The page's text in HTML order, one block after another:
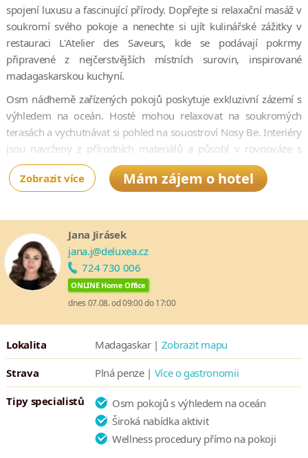
spojení luxusu a fascinující přírody. Dopřejte si relaxační masáž v
soukromí svého pokoje a nenechte si ujít kulinářské zážitky v
restauraci L'Atelier des Saveurs, kde se podávají pokrmy
připravené z nejčerstvějších místních surovin, inspirované
madagaskarskou kuchyní.
Osm nádherně zařízených pokojů poskytuje exkluzivní zázemí s
výhledem na oceán. Hosté mohou relaxovat na soukromých
terasách a vychutnávat si pohled na souostroví Nosy Be. Interiéry
jsou navrženy z přírodních materiálů a působí v rovnováze s
okolní krajinou. Time + Tide Tsara Komba nabízí však mnohem
více než jen špičkové ubytování. Můžete se těšit na celou řadu
vodu, budete mít možnost poznat rozmanité ekosystémy ostrova
a místní kulturu.
Zobrazit více Mám zájem o hotel
Jana Jirásek
jana.j@deluxea.cz
724 730 006
ONLINE Home Office
dnes 07.08. od 09:00 do 17:00
Lokalita Madagaskar | Zobrazit mapu
Strava Plná penze | Více o gastronomii
Tipy specialistů
Osm pokojů s výhledem na oceán
Široká nabídka aktivit
Wellness procedury přímo na pokoji